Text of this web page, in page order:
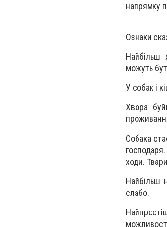
напрямку
Ознаки
Найбільш
можуть
У собак і
Хвора
Собака
ходи.
Найбільш
слабо.